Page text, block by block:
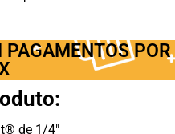
PAGAMENTOS POR
de 1/4″